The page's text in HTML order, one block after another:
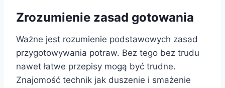
Zrozumienie zasad gotowania
Ważne jest rozumienie podstawowych zasad
przygotowywania potraw. Bez tego bez trudu
nawet łatwe przepisy mogą być trudne.
Znajomość technik jak duszenie i smażenie